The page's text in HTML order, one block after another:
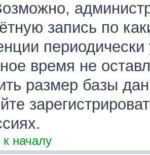
запись по
время не
размер базы
началу